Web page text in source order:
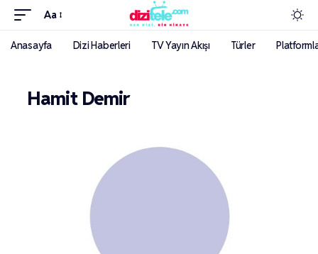
Aa
Anasayfa Dizi Haberleri TV Yayın Akışı Türler
Hamit Demir